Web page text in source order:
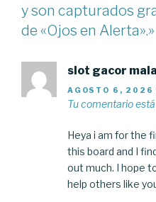
y son capturados
de «Ojos en Alerta».»
slot gacor
AGOSTO 6, 2026
Tu comentario
Heya i am for the
this board and I
out much. I hope
help others like